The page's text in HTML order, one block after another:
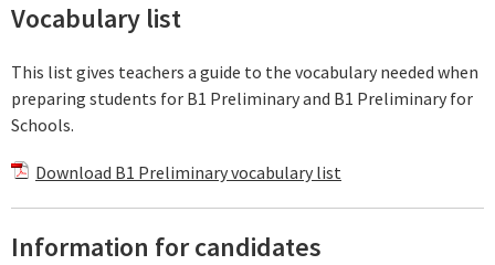
Vocabulary list
This list gives teachers a guide to the vocabulary needed when
preparing students for B1 Preliminary and B1 Preliminary for
Schools.
Download B1 Preliminary vocabulary list
Information for candidates